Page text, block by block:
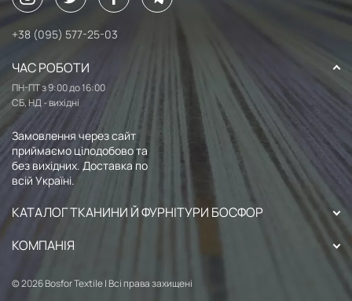
+38 (095) 577-25-03
ЧАС РОБОТИ
ПН-ПТ з 9:00 до 16:00
СБ, НД - вихідні
Замовлення через сайт
приймаємо цілодобово та
без вихідних. Доставка по
всій Україні.
КАТАЛОГ ТКАНИНИ Й ФУРНІТУРИ БОСФОР
КОМПАНІЯ
© 2026 Bosfor Textile | Всі права захищені